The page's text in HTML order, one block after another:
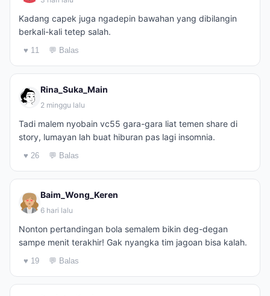
Kadang capek juga ngadepin bawahan yang dibilangin
berkali-kali tetep salah.
♥ 11 💬 Balas
Rina_Suka_Main
2 minggu lalu
Tadi malem nyobain vc55 gara-gara liat temen share di
story, lumayan lah buat hiburan pas lagi insomnia.
♥ 26 💬 Balas
Baim_Wong_Keren
6 hari lalu
Nonton pertandingan bola semalem bikin deg-degan
sampe menit terakhir! Gak nyangka tim jagoan bisa kalah.
♥ 19 💬 Balas